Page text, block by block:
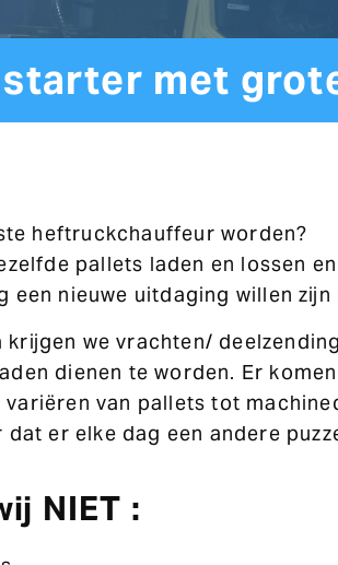
met
heftruckchauffeur worden?
pallets laden en lossen
een nieuwe uitdaging willen
krijgen we vrachten/
dienen te worden. Er
van pallets tot
er elke dag een andere
NIET :